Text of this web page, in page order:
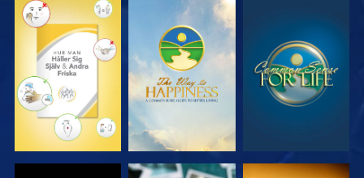
TITTA TITTA TITTA